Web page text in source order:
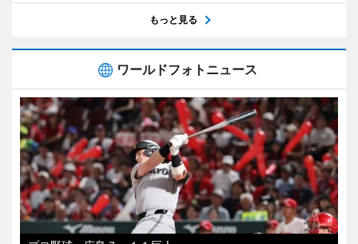
もっと見る
ワールドフォトニュース